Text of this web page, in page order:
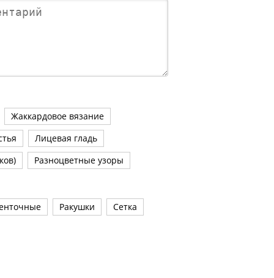
Жаккардовое вязание
Лицевая гладь
Разноцветные узоры
Ракушки
Сетка